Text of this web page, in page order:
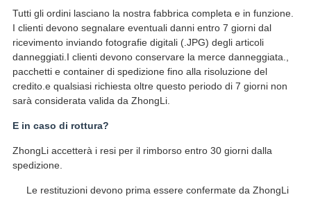
Tutti gli ordini lasciano la nostra fabbrica completa e in funzione.
I clienti devono segnalare eventuali danni entro 7 giorni dal
ricevimento inviando fotografie digitali (.JPG) degli articoli
danneggiati.I clienti devono conservare la merce danneggiata.,
pacchetti e container di spedizione fino alla risoluzione del
credito.e qualsiasi richiesta oltre questo periodo di 7 giorni non
sarà considerata valida da ZhongLi.
E in caso di rottura?
ZhongLi accetterà i resi per il rimborso entro 30 giorni dalla
spedizione.
Le restituzioni devono prima essere confermate da ZhongLi